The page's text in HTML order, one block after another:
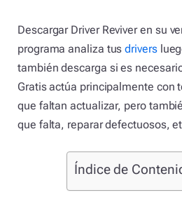
Descargar Driver Reviver en su
programa analiza tusdrivers
también descarga si es
Gratis actúa principalmente con
que faltan actualizar, pero
que falta, reparar defectuosos,
Índice de